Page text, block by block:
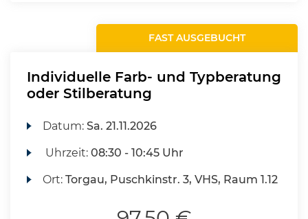
FAST AUSGEBUCHT
Individuelle Farb- und Typberatung
oder Stilberatung
Datum:Sa. 21.11.2026
Uhrzeit:08:30 - 10:45 Uhr
Ort:Torgau, Puschkinstr. 3, VHS, Raum 1.12